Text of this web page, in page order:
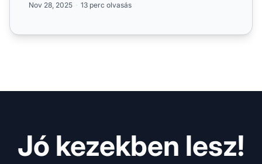
Nov 28, 2025 13 perc olvasás
Jó kezekben lesz!